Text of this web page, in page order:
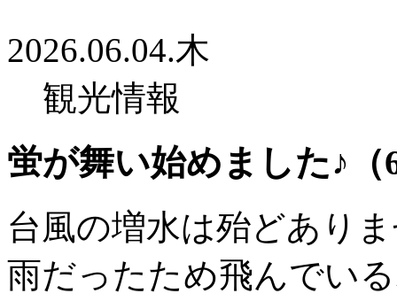
2026.06.04.木
観光情報
蛍が舞い始めました♪（
台風の増水は殆どあり
雨だったため飛んでい